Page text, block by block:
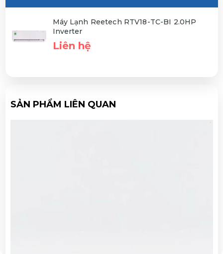
Máy Lạnh Reetech RTV18-TC-BI 2.0HP
Inverter
Liên hệ
SẢN PHẨM LIÊN QUAN